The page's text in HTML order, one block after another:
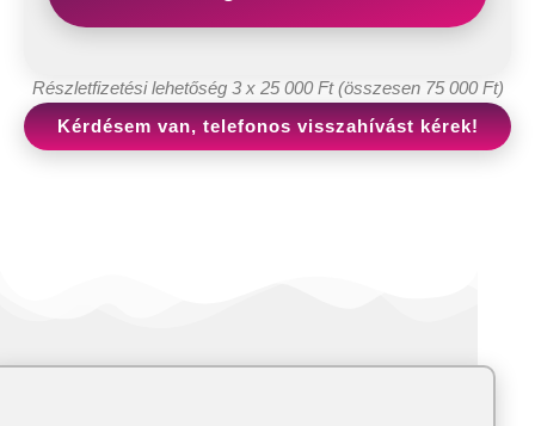
Részletfizetési lehetőség 3 x 25 000 Ft (összesen 75 000 Ft)
Kérdésem van, telefonos visszahívást kérek!